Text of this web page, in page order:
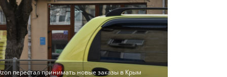
перестал принимать новые заказы в Крым